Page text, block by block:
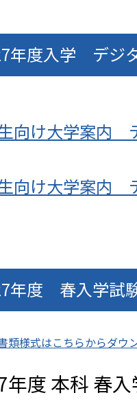
年度入学 デジ
向け大学案内
向け大学案内
年度 春入学試
類様式はこちらからダウ
年度 本科 春入